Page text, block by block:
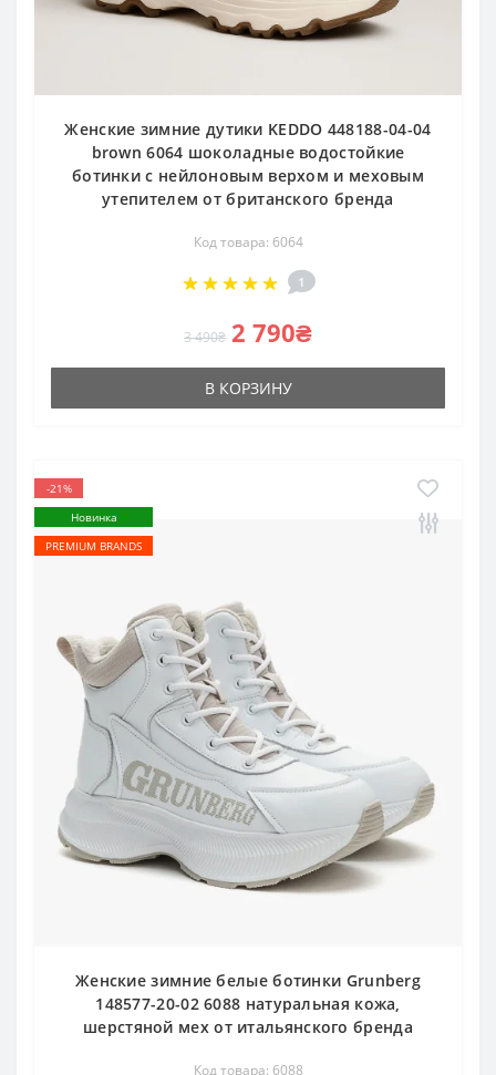
Женские зимние дутики KEDDO 448188-04-04
brown 6064 шоколадные водостойкие
ботинки с нейлоновым верхом и меховым
утепителем от британского бренда
Код товара: 6064
1
3 490₴ 2 790₴
В КОРЗИНУ
-21%
Новинка
PREMIUM BRANDS
Женские зимние белые ботинки Grunberg
148577-20-02 6088 натуральная кожа,
шерстяной мех от итальянского бренда
Код товара: 6088